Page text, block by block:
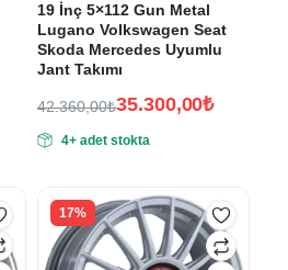
19 İnç 5×112 Gun Metal
Lugano Volkswagen Seat
Skoda Mercedes Uyumlu
Jant Takımı
42.360,00₺
fiyat:
35.300,00₺
andaki
35.300,00₺.
4+ adet stokta
17%